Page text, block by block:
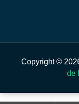
Copyright ©
de